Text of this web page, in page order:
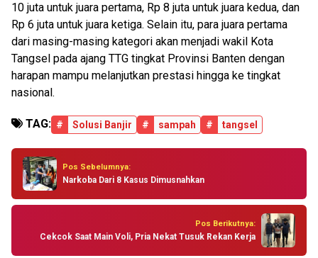
10 juta untuk juara pertama, Rp 8 juta untuk juara kedua, dan
Rp 6 juta untuk juara ketiga. Selain itu, para juara pertama
dari masing-masing kategori akan menjadi wakil Kota
Tangsel pada ajang TTG tingkat Provinsi Banten dengan
harapan mampu melanjutkan prestasi hingga ke tingkat
nasional.
TAG: # Solusi Banjir # sampah # tangsel
Pos Sebelumnya:
Narkoba Dari 8 Kasus Dimusnahkan
Pos Berikutnya:
Cekcok Saat Main Voli, Pria Nekat Tusuk Rekan Kerja